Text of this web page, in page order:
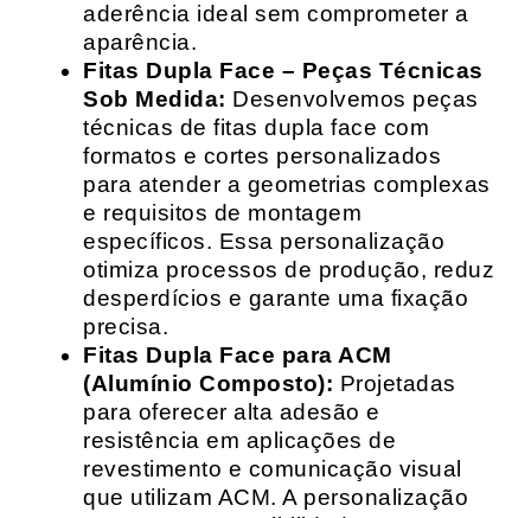
aderência ideal sem comprometer a
aparência.
Fitas Dupla Face – Peças Técnicas
Sob Medida: Desenvolvemos peças
técnicas de fitas dupla face com
formatos e cortes personalizados
para atender a geometrias complexas
e requisitos de montagem
específicos. Essa personalização
otimiza processos de produção, reduz
desperdícios e garante uma fixação
precisa.
Fitas Dupla Face para ACM
(Alumínio Composto): Projetadas
para oferecer alta adesão e
resistência em aplicações de
revestimento e comunicação visual
que utilizam ACM. A personalização